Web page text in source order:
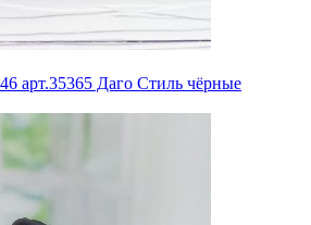
арт.35365 Даго Стиль чёрные